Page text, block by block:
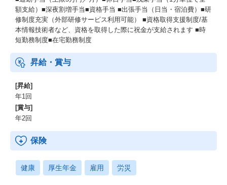
額支給）■深夜割増手当■資格手当 ■出張手当（日当・宿泊費）■研
修制度充実（外部研修サービス利用可能） ■資格取得支援制度/基
本情報技術者など、資格を取得した際に祝金が支給されます ■時
短勤務制度■在宅勤務制度
昇給・賞与
[昇給]
年1回
[賞与]
年2回
保険
健康 厚生年金 雇用 労災